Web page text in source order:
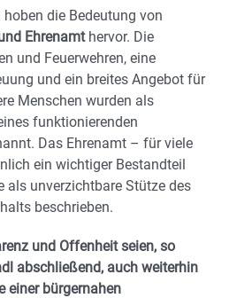
die Bedeutung von
Ehrenamthervor. Die
und Feuerwehren, eine
und ein breites Angebot für
Menschen wurden als
funktionierenden
Das Ehrenamt – für viele
ein wichtiger Bestandteil
als unverzichtbare Stütze des
beschrieben.
und Offenheit seien, so
abschließend, auch weiterhin
einer bürgernahen